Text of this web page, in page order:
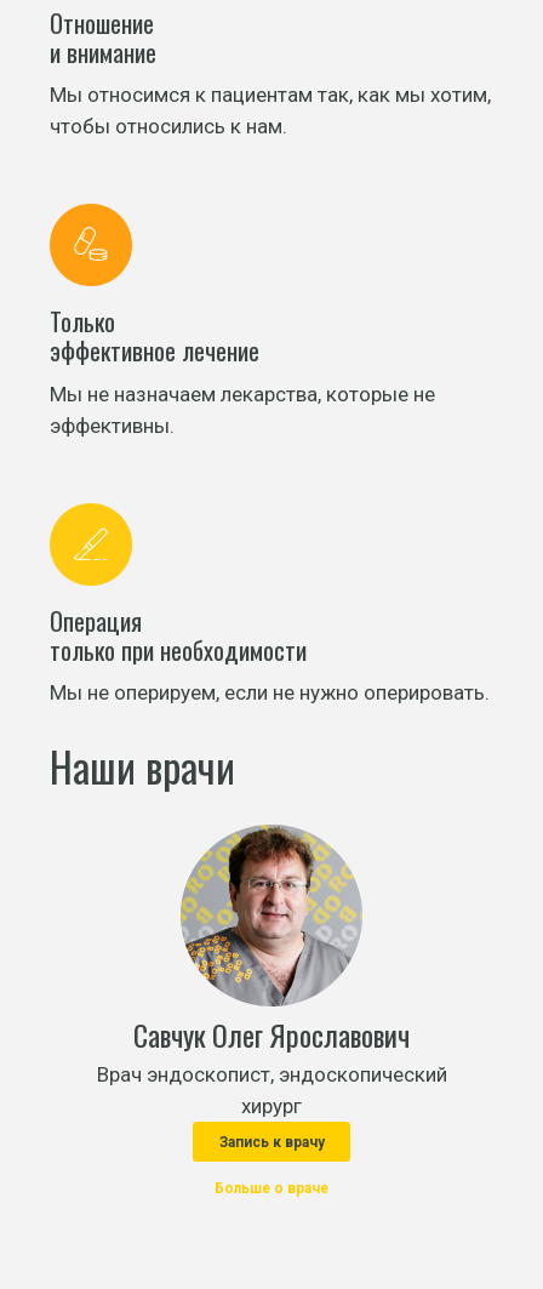
Отношение
и внимание
Мы относимся к пациентам так, как мы хотим,
чтобы относились к нам.
Только
эффективное лечение
Мы не назначаем лекарства, которые не
эффективны.
Операция
только при необходимости
Мы не оперируем, если не нужно оперировать.
Наши врачи
Савчук Олег Ярославович
Врач эндоскопист, эндоскопический
хирург
Запись к врачу
Больше о враче